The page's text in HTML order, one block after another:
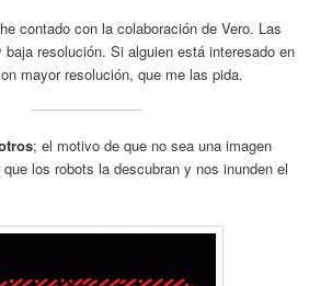
contado con la colaboración de Vero. Las
resolución. Si alguien está interesado en
mayor resolución, que me las pida.
; el motivo de que no sea una imagen
los robots la descubran y nos inunden el